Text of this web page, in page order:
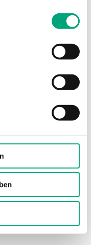
Schraubklemme
Ja
1.5 mm²
Polycarbonat